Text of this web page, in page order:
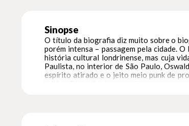
Sinopse
O título da biografia diz muito sobre o
porém intensa – passagem pela cidade.
história cultural londrinense, mas cuja
Paulista, no interior de São Paulo,
espírito atirado e o jeito meio punk de